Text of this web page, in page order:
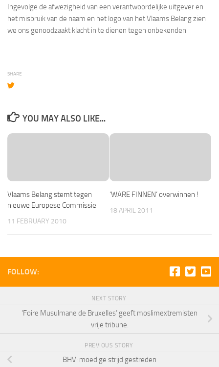
Ingevolge de afwezigheid van een verantwoordelijke uitgever en
het misbruik van de naam en het logo van het Vlaams Belang zien
we ons genoodzaakt klacht in te dienen tegen onbekenden
SHARE
YOU MAY ALSO LIKE...
Vlaams Belang stemt tegen
nieuwe Europese Commissie
11 FEBRUARY 2010
‘WARE FINNEN’ overwinnen !
18 APRIL 2011
FOLLOW:
NEXT STORY
‘Foire Musulmane de Bruxelles’ geeft moslimextremisten
vrije tribune.
PREVIOUS STORY
BHV: moedige strijd gestreden